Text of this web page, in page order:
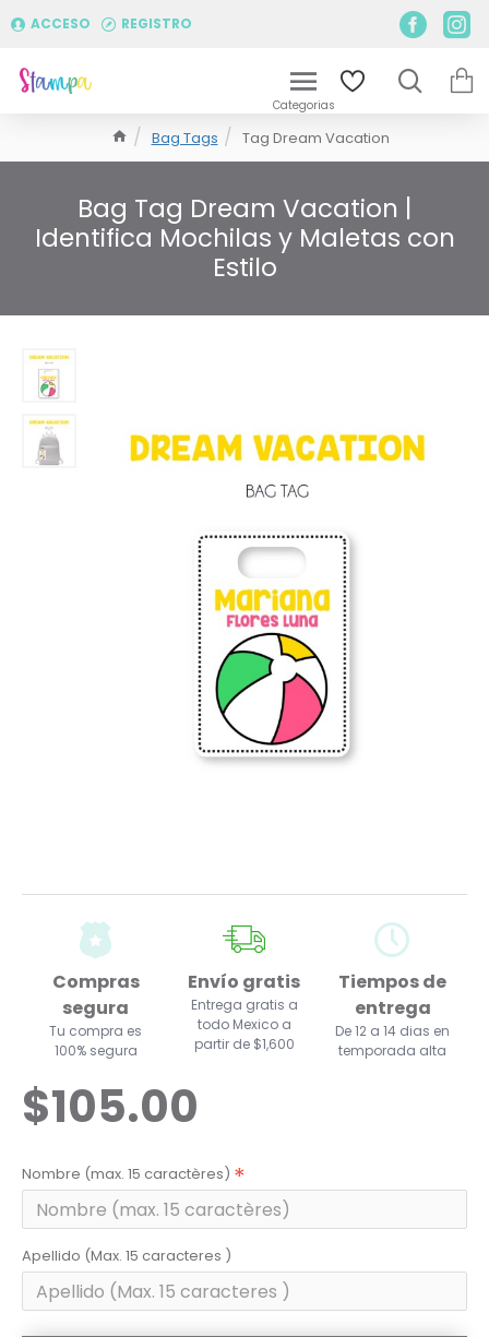
ACCESO REGISTRO
Bag Tags Tag Dream Vacation
Bag Tag Dream Vacation |
Identifica Mochilas y Maletas con
Estilo
Compras
segura
Tu compra es
100% segura
Envío gratis
Entrega gratis a
todo Mexico a
partir de $1,600
Tiempos de
entrega
De 12 a 14 dias en
temporada alta
$105.00
Nombre (max. 15 caractères)
Apellido (Max. 15 caracteres )